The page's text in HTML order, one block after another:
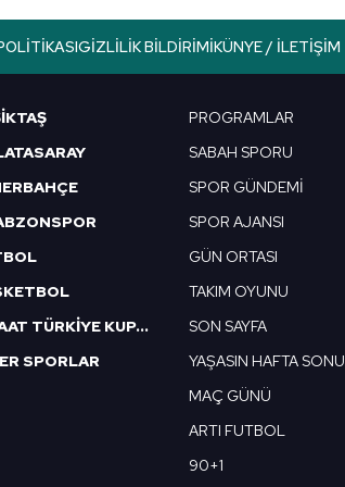
GIZLILIK BILDIRIMIKÜNYE / İLETIŞIM
ZİRAAT TÜRKİYE KUPASI
SPORLAR
PROGRAMLAR
SABAH SPORU
SPOR GÜNDEMİ
SPOR AJANSI
GÜN ORTASI
TAKIM OYUNU
SON SAYFA
YAŞASIN HAFTA SONU
MAÇ GÜNÜ
ARTI FUTBOL
90+1